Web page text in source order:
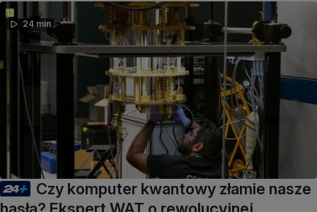
24 min
Czy komputer kwantowy złamie nasze